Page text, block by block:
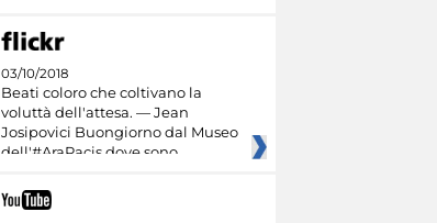
03/10/2018
Beati coloro che coltivano la
voluttà dell'attesa. — Jean
Josipovici Buongiorno dal Museo
dell'#AraPacis dove sono